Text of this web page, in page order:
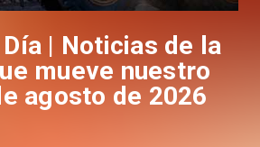
| Noticias de la
mueve nuestro
agosto de 2026